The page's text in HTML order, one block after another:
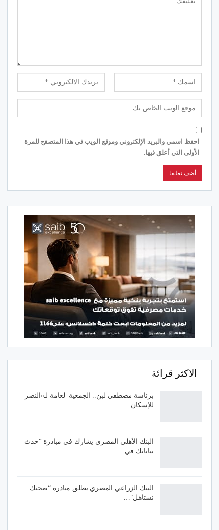
احفظ اسمي والبريد الإلكتروني وموقع الويب في هذا المتصفح للمرة
الأولى التي أعلق فيها.
الاكثر قرائة
برئاسة مصطفى لبن.. الجمعية العامة لـ«النصر
للإسكان…
البنك الأهلي المصري يشارك في مبادرة “حدث
بياناتك في…
البنك الزراعي المصري يطلق مبادرة “صحتك
تستاهل”…